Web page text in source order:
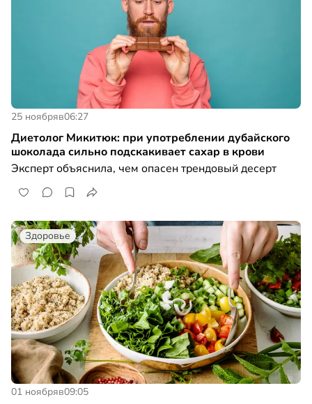
25 ноябряв06:27
Диетолог Микитюк: при употреблении дубайского
шоколада сильно подскакивает сахар в крови
Эксперт объяснила, чем опасен трендовый десерт
Здоровье
01 ноябряв09:05